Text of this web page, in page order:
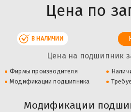
Цена по
В НАЛИЧИИ
Цена на подшипник
Фирмы производителя
Модификации подшипника
Модификации